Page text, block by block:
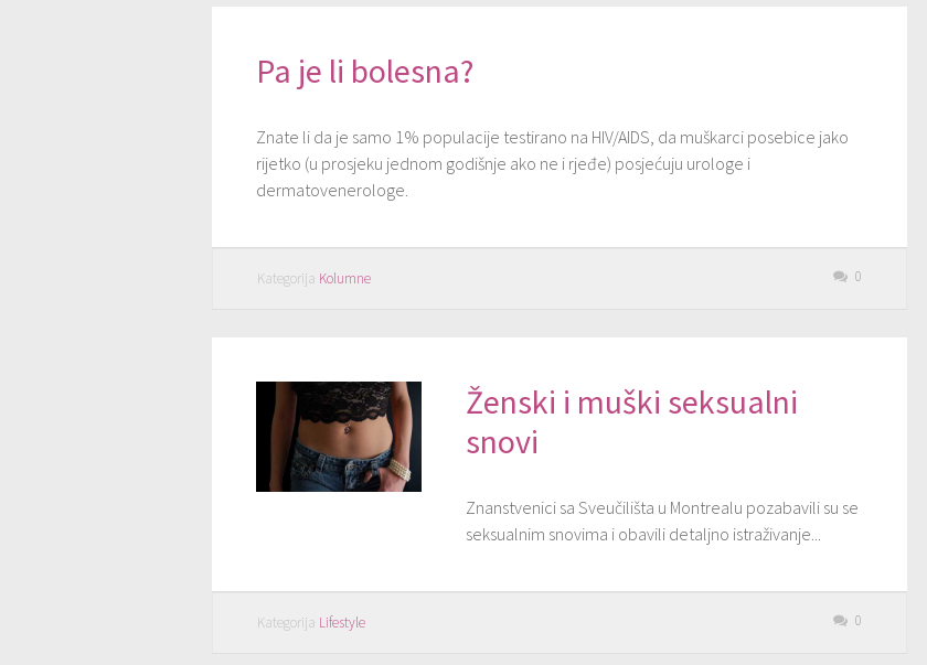
Pa je li bolesna?
Znate li da je samo 1% populacije testirano na HIV/AIDS, da muškarci posebice jako
rijetko (u prosjeku jednom godišnje ako ne i rjeđe) posjećuju urologe i
dermatovenerologe.
Kategorija Kolumne 0
Ženski i muški seksualni
snovi
Znanstvenici sa Sveučilišta u Montrealu pozabavili su se
seksualnim snovima i obavili detaljno istraživanje...
Kategorija Lifestyle 0